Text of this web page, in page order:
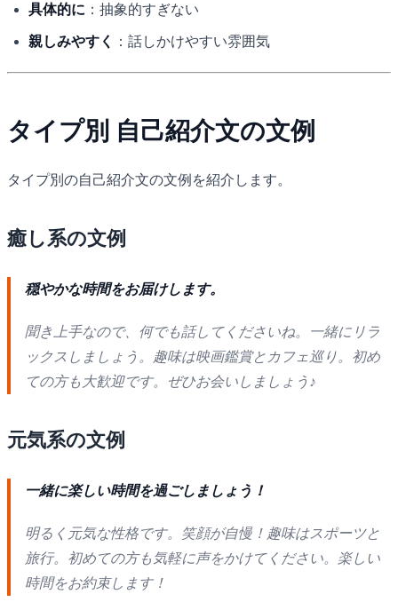
具体的に ：抽象的すぎない
親しみやすく ：話しかけやすい雰囲気
タイプ別 自己紹介文の文例
タイプ別の自己紹介文の文例を紹介します。
癒し系の文例
穏やかな時間をお届けします。
聞き上手なので、何でも話してくださいね。一緒にリラ
ックスしましょう。趣味は映画鑑賞とカフェ巡り。初め
ての方も大歓迎です。ぜひお会いしましょう♪
元気系の文例
一緒に楽しい時間を過ごしましょう！
明るく元気な性格です。笑顔が自慢！趣味はスポーツと
旅行。初めての方も気軽に声をかけてください。楽しい
時間をお約束します！